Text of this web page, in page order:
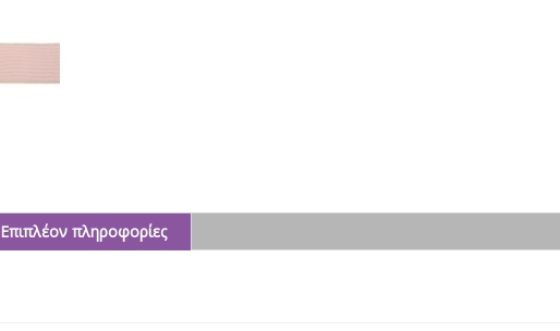
Επιπλέον πληροφορίες